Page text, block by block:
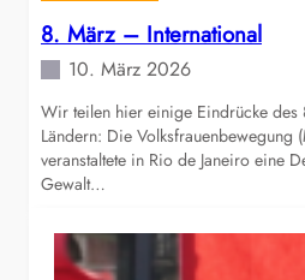
8. März – International
10. März 2026
Wir teilen hier einige Eindrücke des
Ländern: Die Volksfrauenbewegung
veranstaltete in Rio de Janeiro eine
Gewalt…